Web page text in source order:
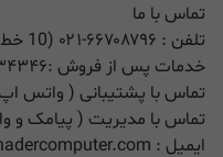
تماس با ما
تلفن : ۰۲۱-۶۶۷۰۸۷۹۶ (10 خط)
خدمات پس از فروش :
تماس با پشتیبانی ( واتس
تماس با مدیریت ( پیامک و
ایمیل :